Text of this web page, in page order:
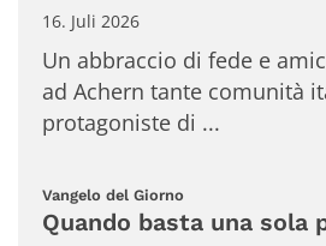
16. Juli 2026
Un abbraccio di fede e
ad Achern tante comunità
protagoniste di ...
Vangelo del Giorno
Quando basta una sola